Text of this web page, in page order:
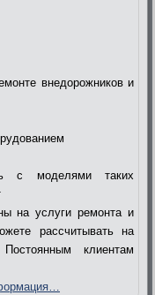
внедорожников и
с моделями таких
на услуги ремонта и
рассчитывать на
клиентам